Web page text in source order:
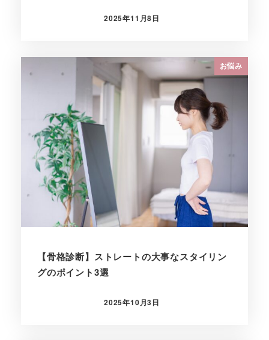
投稿日
2025年11月8日
お悩み
【骨格診断】ストレートの大事なスタイリン
グのポイント3選
投稿日
2025年10月3日